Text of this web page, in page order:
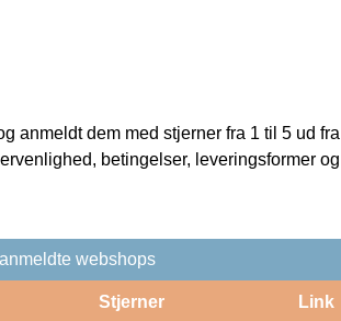
anmeldt dem med stjerner fra 1 til 5 ud
betingelser, leveringsformer og
webshops
Stjerner Link